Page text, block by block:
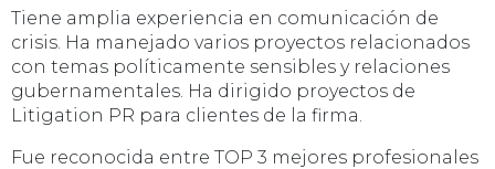
Tiene amplia experiencia en comunicación de
crisis. Ha manejado varios proyectos relacionados
con temas políticamente sensibles y relaciones
gubernamentales. Ha dirigido proyectos de
Litigation PR para clientes de la firma.
Fue reconocida entre TOP 3 mejores profesionales